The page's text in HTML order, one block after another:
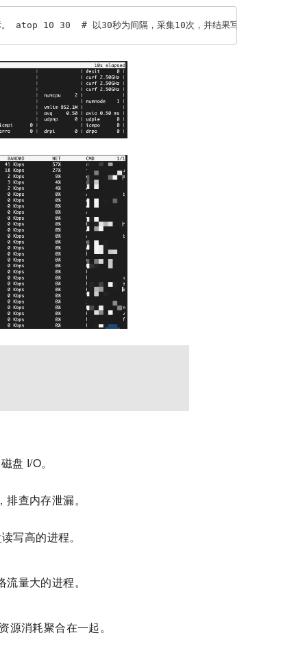
atop 10 30  # 以30秒为间隔，采集10次，并结果写入文件。
盘 I/O。
查内存泄漏。
写高的进程。
量大的进程。
源消耗聚合在一起。